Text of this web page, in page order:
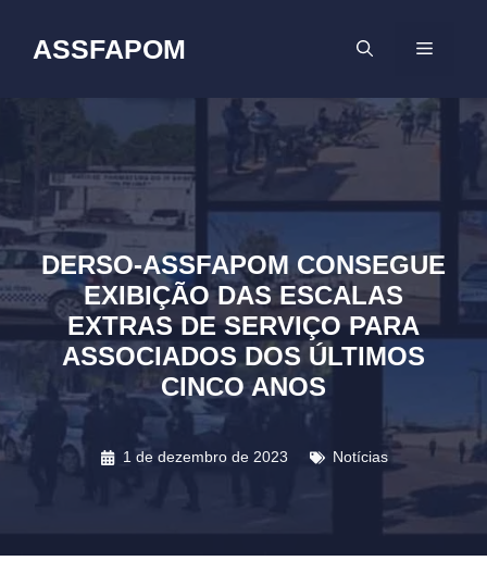
ASSFAPOM MENU
DERSO-ASSFAPOM CONSEGUE
EXIBIÇÃO DAS ESCALAS
EXTRAS DE SERVIÇO PARA
ASSOCIADOS DOS ÚLTIMOS
CINCO ANOS
1 de dezembro de 2023 Notícias